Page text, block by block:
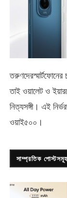
তরুণদেরস্মার্টফোনের
তাই ওয়ালেট ও
নিত্যসঙ্গী। এই
ওয়াই৫০০ ।
সাম্প্রতিক পোস্টসমূহ